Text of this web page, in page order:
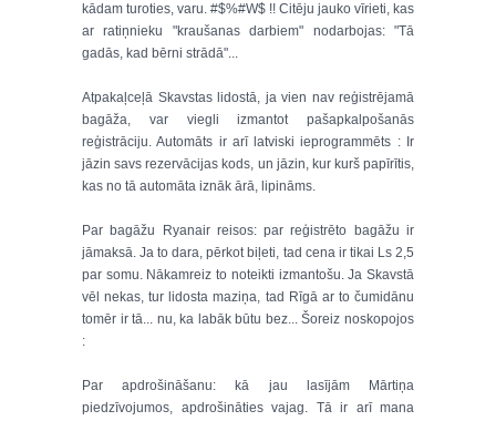
kādam turoties, varu. #$%#W$ !! Citēju jauko vīrieti, kas
ar ratiņnieku "kraušanas darbiem" nodarbojas: "Tā
gadās, kad bērni strādā"...
Atpakaļceļā Skavstas lidostā, ja vien nav reģistrējamā
bagāža, var viegli izmantot pašapkalpošanās
reģistrāciju. Automāts ir arī latviski ieprogrammēts : Ir
jāzin savs rezervācijas kods, un jāzin, kur kurš papīrītis,
kas no tā automāta iznāk ārā, lipināms.
Par bagāžu Ryanair reisos: par reģistrēto bagāžu ir
jāmaksā. Ja to dara, pērkot biļeti, tad cena ir tikai Ls 2,5
par somu. Nākamreiz to noteikti izmantošu. Ja Skavstā
vēl nekas, tur lidosta maziņa, tad Rīgā ar to čumidānu
tomēr ir tā... nu, ka labāk būtu bez... Šoreiz noskopojos
:
Par apdrošināšanu: kā jau lasījām Mārtiņa
piedzīvojumos, apdrošināties vajag. Tā ir arī mana